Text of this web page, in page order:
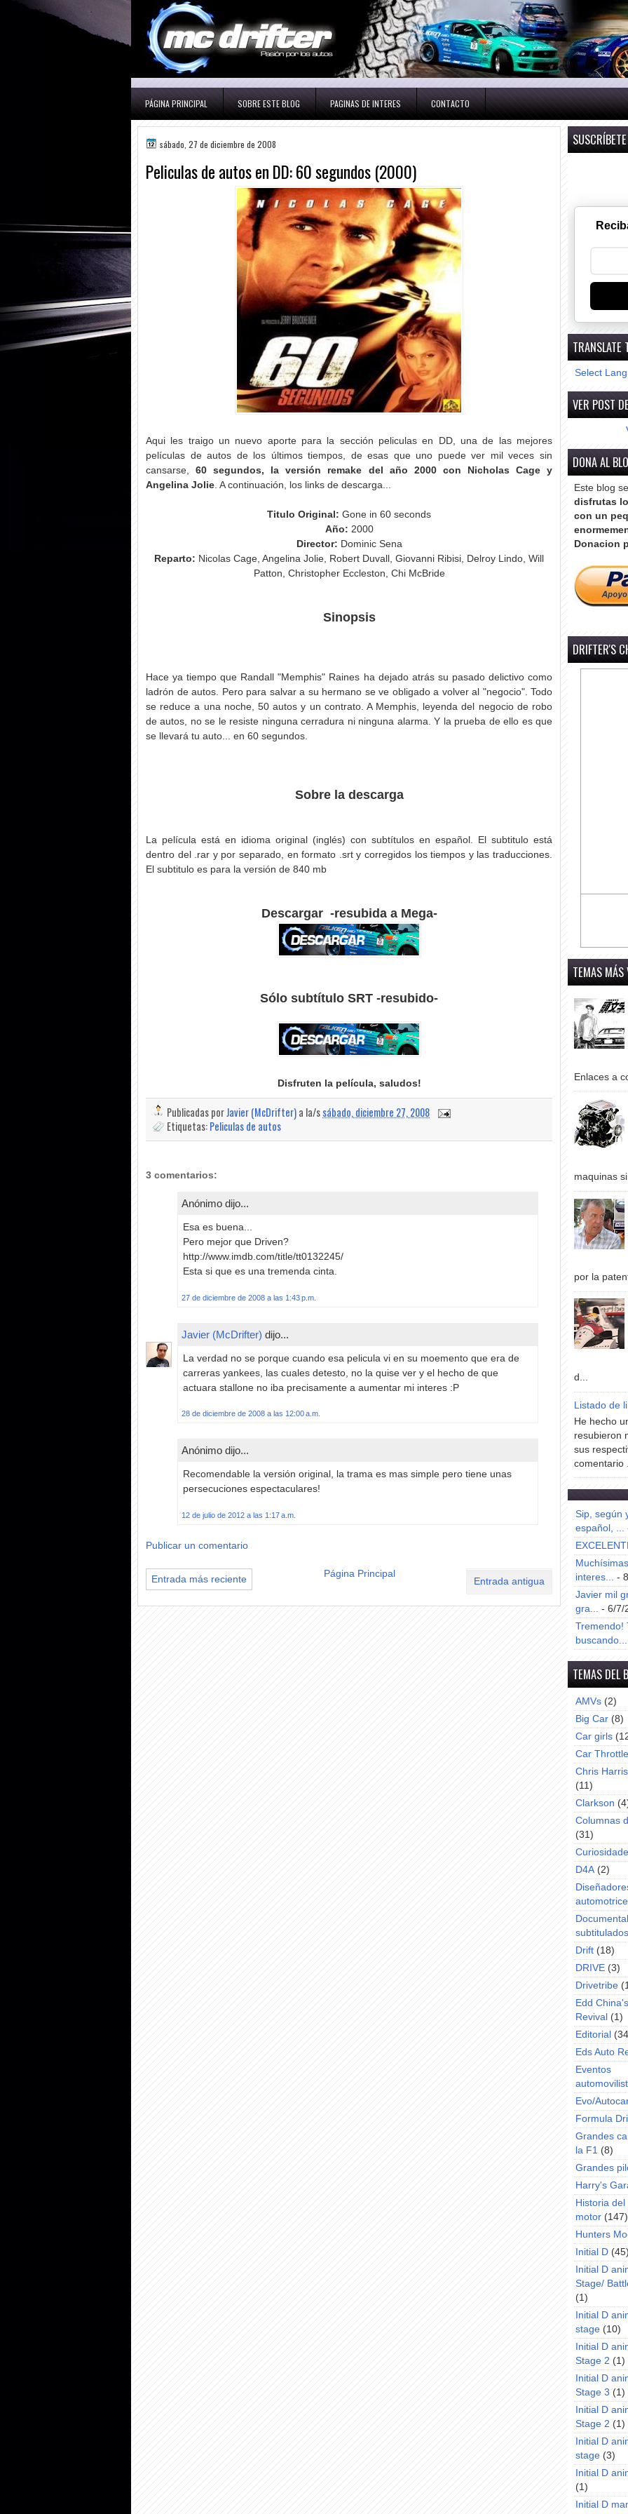
PÁGINA PRINCIPAL SOBRE ESTE BLOG PAGINAS DE INTERES CONTACTO
sábado, 27 de diciembre de 2008
Peliculas de autos en DD: 60 segundos (2000)
Aqui les traigo un nuevo aporte para la sección peliculas en DD, una de las mejores
películas de autos de los últimos tiempos, de esas que uno puede ver mil veces sin
cansarse,60 segundos, la versión remake del año 2000 con Nicholas Cage y
Angelina Jolie . A continuación, los links de descarga...
Titulo Original: Gone in 60 seconds
Año: 2000
Director: Dominic Sena
Reparto: Nicolas Cage, Angelina Jolie, Robert Duvall, Giovanni Ribisi, Delroy Lindo, Will
Patton, Christopher Eccleston, Chi McBride
Sinopsis
Hace ya tiempo que Randall "Memphis" Raines ha dejado atrás su pasado delictivo como
ladrón de autos. Pero para salvar a su hermano se ve obligado a volver al "negocio". Todo
se reduce a una noche, 50 autos y un contrato. A Memphis, leyenda del negocio de robo
de autos, no se le resiste ninguna cerradura ni ninguna alarma. Y la prueba de ello es que
se llevará tu auto... en 60 segundos.
Sobre la descarga
La película está en idioma original (inglés) con subtítulos en español. El subtitulo está
dentro del .rar y por separado, en formato .srt y corregidos los tiempos y las traducciones.
El subtitulo es para la versión de 840 mb
Descargar -resubida a Mega-
Sólo subtítulo SRT -resubido-
Disfruten la película, saludos!
Publicadas porJavier (McDrifter)a la/ssábado, diciembre 27, 2008
Etiquetas:Peliculas de autos
3 comentarios:
Anónimo dijo...
Esa es buena...
Pero mejor que Driven?
http://www.imdb.com/title/tt0132245/
Esta si que es una tremenda cinta.
27 de diciembre de 2008 a las 1:43 p.m.
Javier (McDrifter) dijo...
La verdad no se porque cuando esa pelicula vi en su moemento que era de
carreras yankees, las cuales detesto, no la quise ver y el hecho de que
actuara stallone no iba precisamente a aumentar mi interes :P
28 de diciembre de 2008 a las 12:00 a.m.
Anónimo dijo...
Recomendable la versión original, la trama es mas simple pero tiene unas
persecuciones espectaculares!
12 de julio de 2012 a las 1:17 a.m.
Publicar un comentario
Entrada más reciente Entrada antigua
Página Principal
TRANSLATE
Select
VER POST
DONA AL
Este blog
disfrutas
con un
Donacion
DRIFTER'S
TEMAS MÁS
Enlaces a
maquinas
por la
d...
Listado de
He hecho
resubieron
sus
comentario
Sip, según
español, ...
interes... -
Javier mil
gra... - 6/7/
Tremendo!
buscando...
TEMAS DEL
AMVs (2)
Big Car (8)
Car girls
Car Throttle
Chris
(11)
Clarkson
Columnas
(31)
D4A (2)
subtitulados
Drift (18)
DRIVE (3)
Drivetribe
Edd
Revival (1)
Editorial
Eds Auto
Eventos
Evo/
Formula
Grandes
la F1 (8)
Grandes
Harry's
Historia
motor (147)
Hunters
Initial D
Initial D
Stage/
(1)
Initial D
stage (10)
Initial D
Stage 2 (1)
Initial D
Stage 3 (1)
Initial D
Stage 2 (1)
Initial D
stage (3)
Initial D
(1)
Initial D